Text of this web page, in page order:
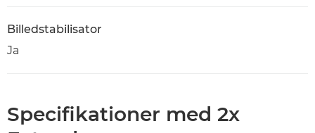
Billedstabilisator
Ja
Specifikationer med 2x